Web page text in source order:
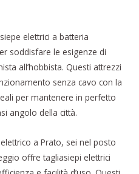
elettrici a batteria
soddisfare le esigenze di
all’hobbista. Questi attrezzi
senza cavo con la
per mantenere in perfetto
angolo della città.
a Prato, sei nel posto
offre tagliasiepi elettrici